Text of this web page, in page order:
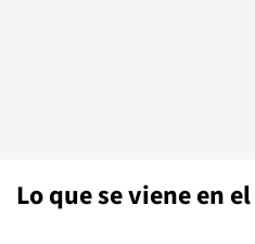
Lo que se viene en